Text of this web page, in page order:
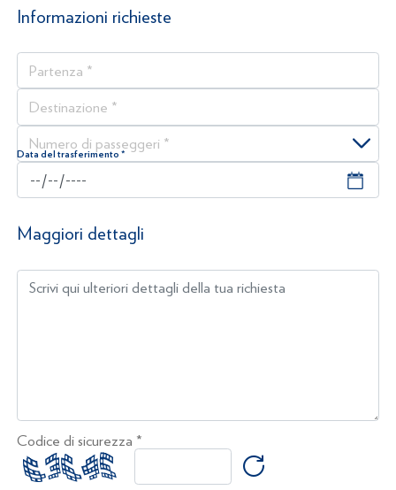
Informazioni richieste
Partenza *
Destinazione *
Numero di passeggeri *
Data del trasferimento *
Maggiori dettagli
Codice di sicurezza *